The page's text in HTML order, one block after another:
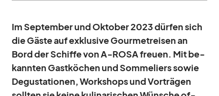
ImSep­tem­ber und Ok­to­ber2023 dür­fen sich
die Gäste auf ex­klu­sive Gour­met­rei­sen an
Bord der Schiffe von A‑ROSA freuen. Mit be­
kann­ten Gast­kö­chen und Som­me­liers so­wie
De­gus­ta­tio­nen, Work­shops und Vor­trä­gen